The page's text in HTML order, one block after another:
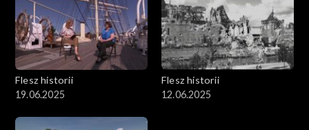
Flesz historii
19.06.2025
Flesz historii
12.06.2025